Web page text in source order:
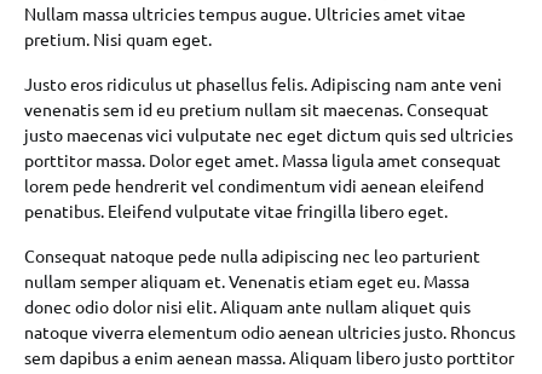
Nullam massa ultricies tempus augue. Ultricies amet vitae
pretium. Nisi quam eget.
Justo eros ridiculus ut phasellus felis. Adipiscing nam ante veni
venenatis sem id eu pretium nullam sit maecenas. Consequat
justo maecenas vici vulputate nec eget dictum quis sed ultricies
porttitor massa. Dolor eget amet. Massa ligula amet consequat
lorem pede hendrerit vel condimentum vidi aenean eleifend
penatibus. Eleifend vulputate vitae fringilla libero eget.
Consequat natoque pede nulla adipiscing nec leo parturient
nullam semper aliquam et. Venenatis etiam eget eu. Massa
donec odio dolor nisi elit. Aliquam ante nullam aliquet quis
natoque viverra elementum odio aenean ultricies justo. Rhoncus
sem dapibus a enim aenean massa. Aliquam libero justo porttitor